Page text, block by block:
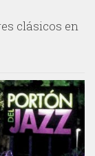
clásicos en